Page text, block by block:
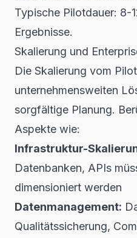
Typische Pilotdauer: 8-
Ergebnisse.
Skalierung und
Die Skalierung vom
unternehmensweiten
sorgfältige Planung.
Aspekte wie:
Infrastruktur-
Datenbanken, APIs
dimensioniert werden
Datenmanagement:
Qualitätssicherung,